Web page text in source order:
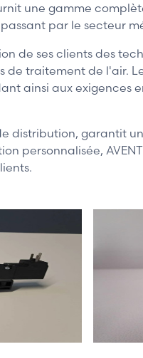
une gamme
par le secteur
de ses clients des
traitement de l'air.
ainsi aux exigences
distribution, garantit
personnalisée,